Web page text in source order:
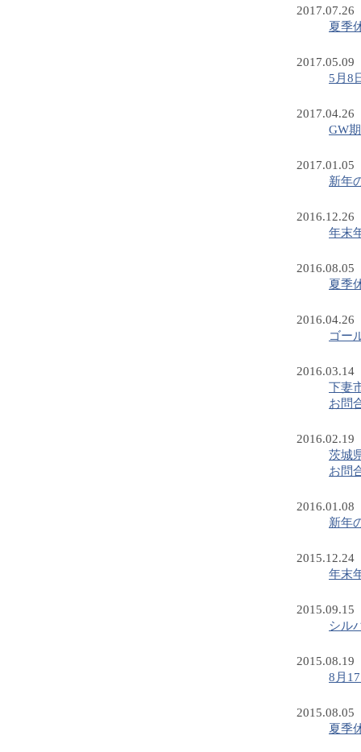
2017.07.26
夏季
2017.05.09
5月8
2017.04.26
GW
2017.01.05
新年
2016.12.26
年末
2016.08.05
夏季
2016.04.26
ゴー
2016.03.14
下妻
お問
2016.02.19
茨城
お問
2016.01.08
新年
2015.12.24
年末
2015.09.15
シル
2015.08.19
8月
2015.08.05
夏季